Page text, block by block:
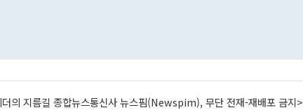
의 지름길 종합뉴스통신사 뉴스핌(Newspim), 무단 전재-재배포 금지>